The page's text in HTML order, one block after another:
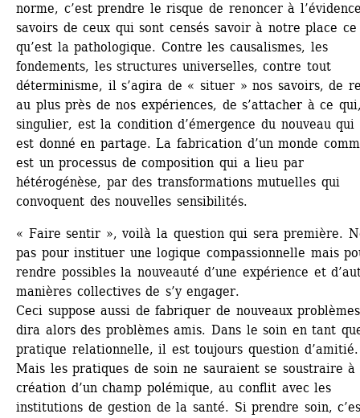
norme, c’est prendre le risque de renoncer à
savoirs de ceux qui sont censés savoir à notre place ce
qu’est la pathologique. Contre les causalismes, les
fondements, les structures universelles, contre tout
déterminisme, il s’agira de « situer » nos savoirs, de
au plus près de nos expériences, de s’attacher à ce
singulier, est la condition d’émergence du nouveau qui
est donné en partage. La fabrication d’un monde
est un processus de composition qui a lieu par
hétérogénèse, par des transformations mutuelles qui
convoquent des nouvelles sensibilités.
« Faire sentir », voilà la question qui sera première.
pas pour instituer une logique compassionnelle mais
rendre possibles la nouveauté d’une expérience et
manières collectives de s’y engager.
Ceci suppose aussi de fabriquer de nouveaux
dira alors des problèmes amis. Dans le soin en tant
pratique relationnelle, il est toujours question d’amitié.
Mais les pratiques de soin ne sauraient se soustraire à
création d’un champ polémique, au conflit avec les
institutions de gestion de la santé. Si prendre soin,